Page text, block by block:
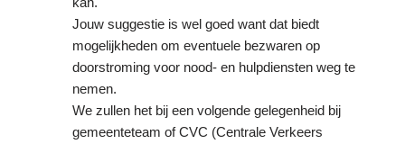
Jouw suggestie is wel goed want dat biedt
mogelijkheden om eventuele bezwaren op
doorstroming voor nood- en hulpdiensten weg te
nemen.
We zullen het bij een volgende gelegenheid bij
gemeenteteam of CVC (Centrale Verkeers